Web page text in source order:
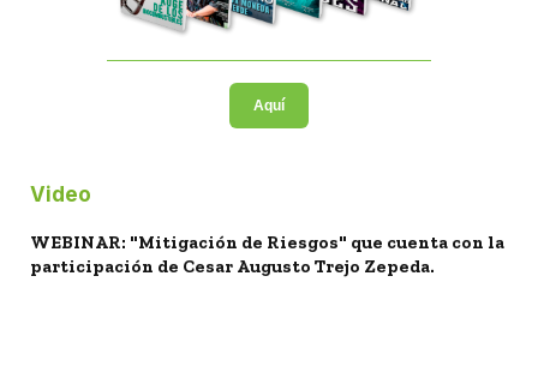
Aquí
Video
WEBINAR: "Mitigación de Riesgos" que cuenta con la
participación de Cesar Augusto Trejo Zepeda.